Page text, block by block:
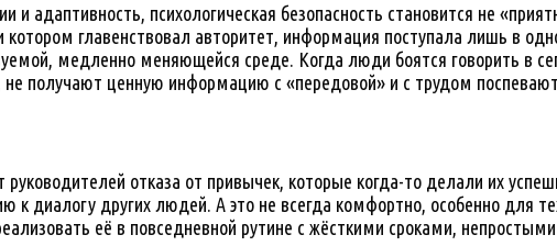
и адаптивность, психологическая безопасность становится не
главенствовал авторитет, информация поступала лишь в
медленно меняющейся среде. Когда люди боятся говорить в
получают ценную информацию с «передовой» и с трудом
руководителей отказа от привычек, которые когда-то делали их
к диалогу других людей. А это не всегда комфортно, особенно для
её в повседневной рутине с жёсткими сроками,